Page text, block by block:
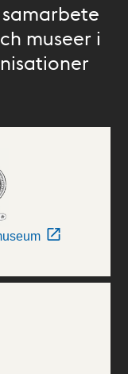
museer i